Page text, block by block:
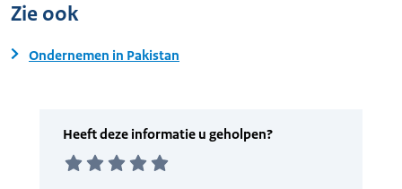
Zie ook
Ondernemen in Pakistan